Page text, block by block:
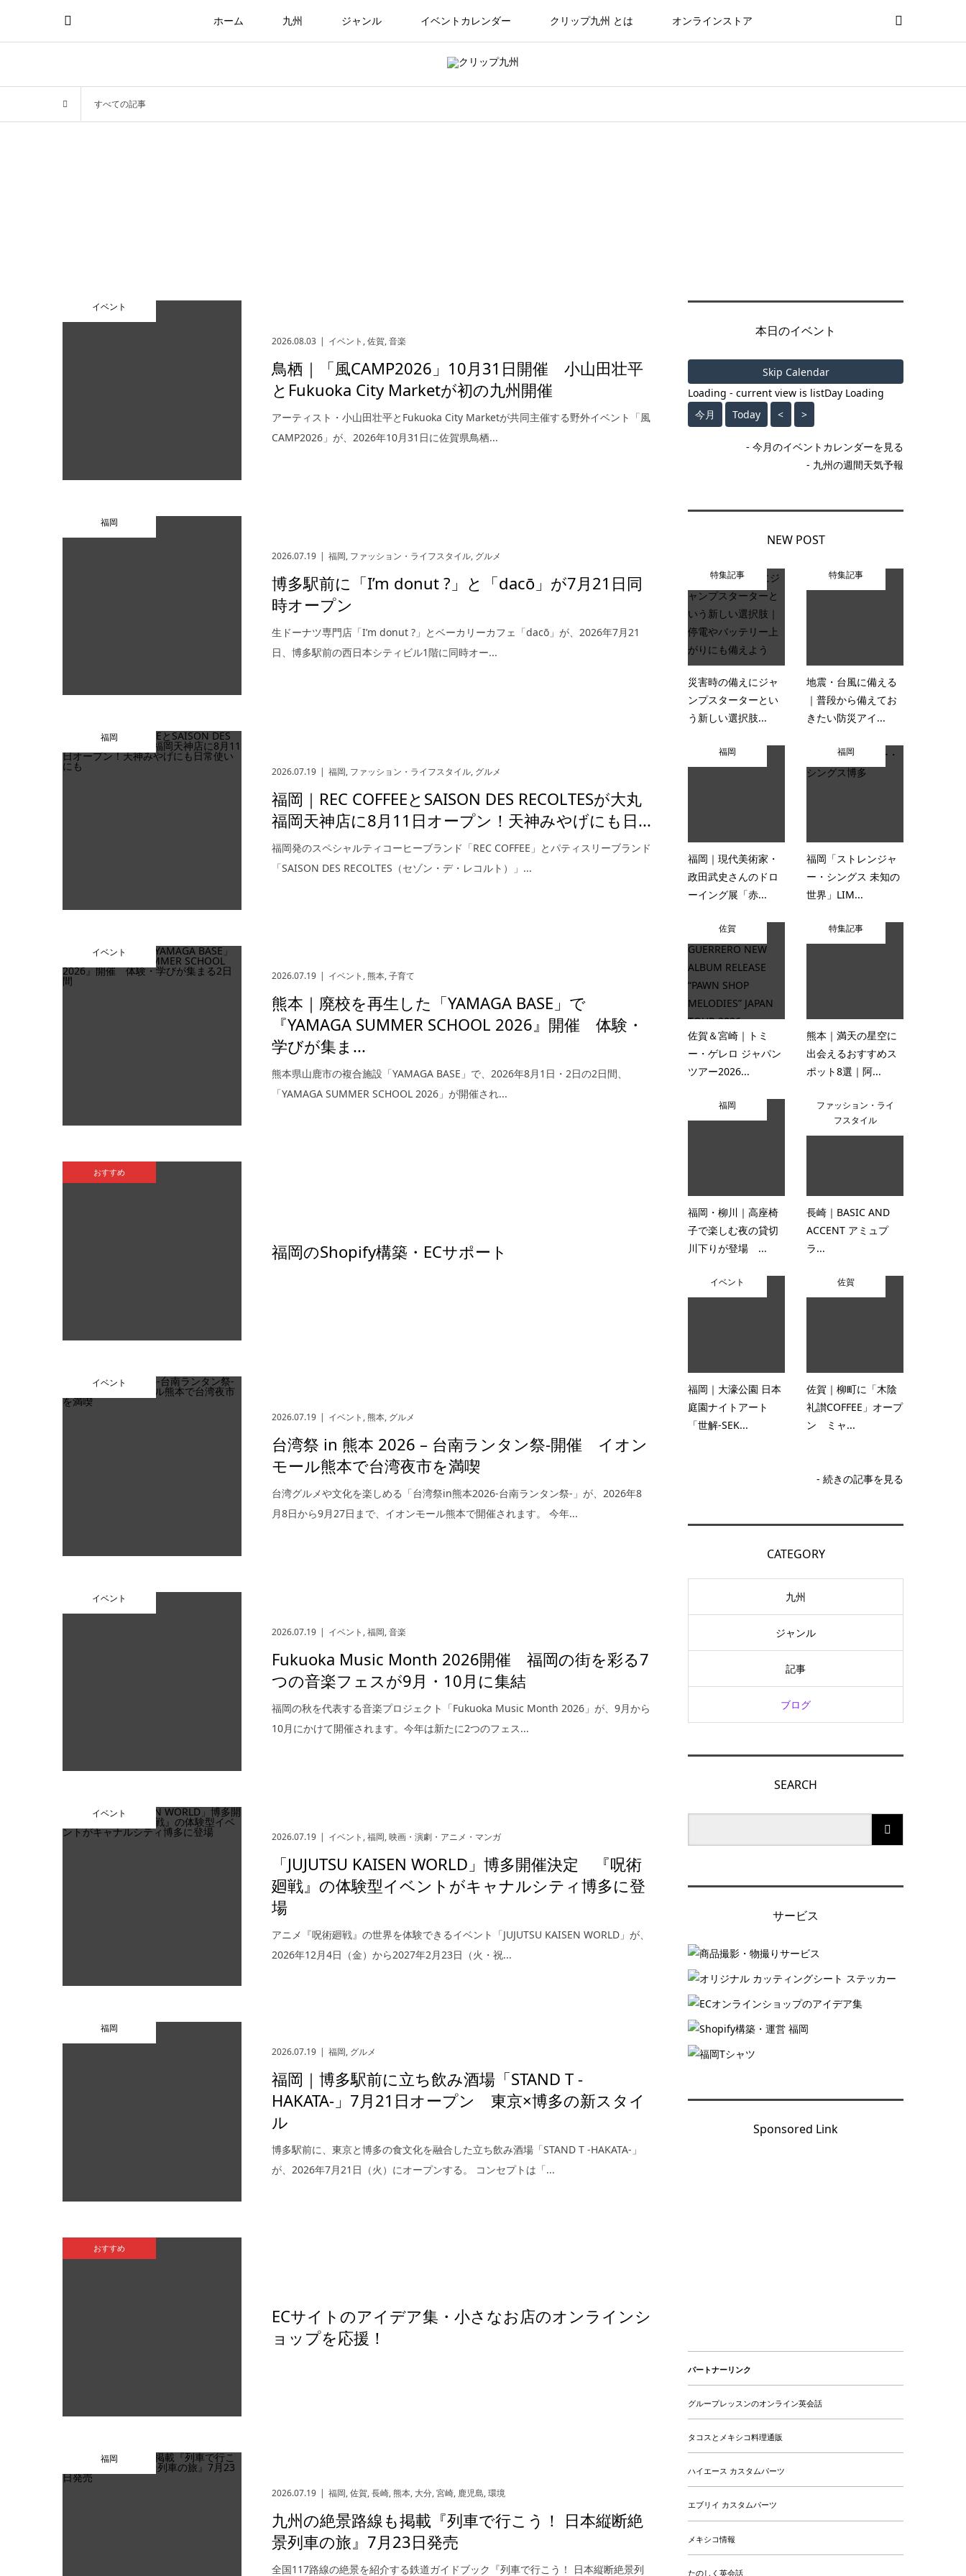
ホーム 九州 ジャンル イベントカレンダー クリップ九州 とは オンラインストア
すべての記事
イベント
2026.08.03 イベント ,佐賀,音楽
鳥栖｜「風CAMP2026」10月31日開催 小山田壮平
とFukuoka City Marketが初の九州開催
アーティスト・小山田壮平とFukuoka City Marketが共同主催する野外イベント「風
CAMP2026」が、2026年10月31日に佐賀県鳥栖...
福岡
2026.07.19 福岡, ファッション・ライフスタイル, グルメ
博多駅前に「I’m donut ?」と「dacō」が7月21日同
時オープン
生ドーナツ専門店「I’m donut ?」とベーカリーカフェ「dacō」が、2026年7月21
日、博多駅前の西日本シティビル1階に同時オー...
福岡
2026.07.19 福岡, ファッション・ライフスタイル, グルメ
福岡｜REC COFFEEとSAISON DES RECOLTESが大丸
福岡天神店に8月11日オープン！天神みやげにも日...
福岡発のスペシャルティコーヒーブランド「REC COFFEE」とパティスリーブランド
「SAISON DES RECOLTES（セゾン・デ・レコルト）」...
イベント
2026.07.19
イベント ,熊本,子育て
熊本｜廃校を再生した「YAMAGA BASE」で
『YAMAGA SUMMER SCHOOL 2026』開催 体験・
学びが集ま...
熊本県山鹿市の複合施設「YAMAGA BASE」で、2026年8月1日・2日の2日間、
「YAMAGA SUMMER SCHOOL 2026」が開催され...
おすすめ
福岡のShopify構築・ECサポート
イベント
2026.07.19 イベント ,熊本, グルメ
台湾祭 in 熊本 2026 – 台南ランタン祭-開催 イオン
モール熊本で台湾夜市を満喫
台湾グルメや文化を楽しめる「台湾祭in熊本2026-台南ランタン祭-」が、2026年8
月8日から9月27日まで、イオンモール熊本で開催されます。 今年...
イベント
2026.07.19 イベント ,福岡,音楽
Fukuoka Music Month 2026開催 福岡の街を彩る7
つの音楽フェスが9月・10月に集結
福岡の秋を代表する音楽プロジェクト「Fukuoka Music Month 2026」が、9月から
10月にかけて開催されます。今年は新たに2つのフェス...
イベント
2026.07.19
イベント ,福岡,映画・演劇・アニメ・マンガ
「JUJUTSU KAISEN WORLD」博多開催決定 『呪術
廻戦』の体験型イベントがキャナルシティ博多に登
場
アニメ『呪術廻戦』の世界を体験できるイベント「JUJUTSU KAISEN WORLD」が、
2026年12月4日（金）から2027年2月23日（火・祝...
福岡
2026.07.19
福岡, グルメ
福岡｜博多駅前に立ち飲み酒場「STAND T -
HAKATA-」7月21日オープン 東京×博多の新スタイ
ル
博多駅前に、東京と博多の食文化を融合した立ち飲み酒場「STAND T -HAKATA-」
が、2026年7月21日（火）にオープンする。 コンセプトは「...
おすすめ
ECサイトのアイデア集・小さなお店のオンラインシ
ョップを応援！
福岡
2026.07.19 福岡,佐賀,長崎,熊本, 大分,宮崎, 鹿児島,環境
九州の絶景路線も掲載『列車で行こう！ 日本縦断絶
景列車の旅』7月23日発売
全国117路線の絶景を紹介する鉄道ガイドブック『列車で行こう！ 日本縦断絶景列
本日のイベント
Skip Calendar
Loading - current view is listDay Loading
今月
Today < >
- 今月のイベントカレンダーを見る
- 九州の週間天気予報
NEW POST
特集記事
災害時の備えにジャ
ンプスターターとい
う新しい選択肢...
特集記事
地震・台風に備える
｜普段から備えてお
きたい防災アイ...
福岡
福岡｜現代美術家・
政田武史さんのドロ
ーイング展「赤...
福岡
福岡「ストレンジャ
ー・シングス 未知の
世界」LIM...
佐賀
佐賀＆宮崎｜トミ
ー・ゲレロ ジャパン
ツアー2026...
特集記事
熊本｜満天の星空に
出会えるおすすめス
ポット8選｜阿...
福岡
福岡・柳川｜高座椅
子で楽しむ夜の貸切
川下りが登場 ...
ファッション・ライ
フスタイル
長崎｜BASIC AND
ACCENT アミュプ
ラ...
イベント
福岡｜大濠公園 日本
庭園ナイトアート
「世解-SEK...
佐賀
佐賀｜柳町に「木陰
礼讃COFFEE」オープ
ン ミャ...
- 続きの記事を見る
CATEGORY
九州
ジャンル
記事
ブログ
SEARCH
サービス
Sponsored Link
パートナーリンク
グループレッスンのオンライン英会話
タコスとメキシコ料理通販
ハイエース カスタムパーツ
エブリイ カスタムパーツ
メキシコ情報
たのしく英会話